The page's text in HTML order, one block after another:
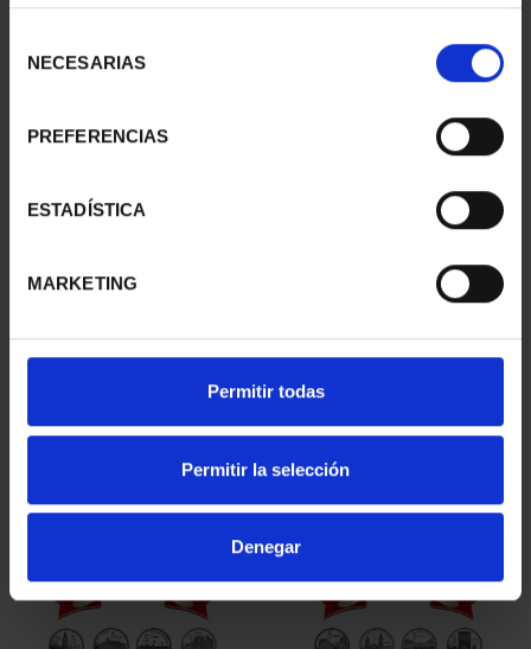
NECESARIAS
PREFERENCIAS
ESTADÍSTICA
MARKETING
Permitir todas
Permitir la selección
Denegar
CIUDADES PATRIMONIO
SUSCRIPCIÓN
949,00 €
Sólo para usuarios
registrados